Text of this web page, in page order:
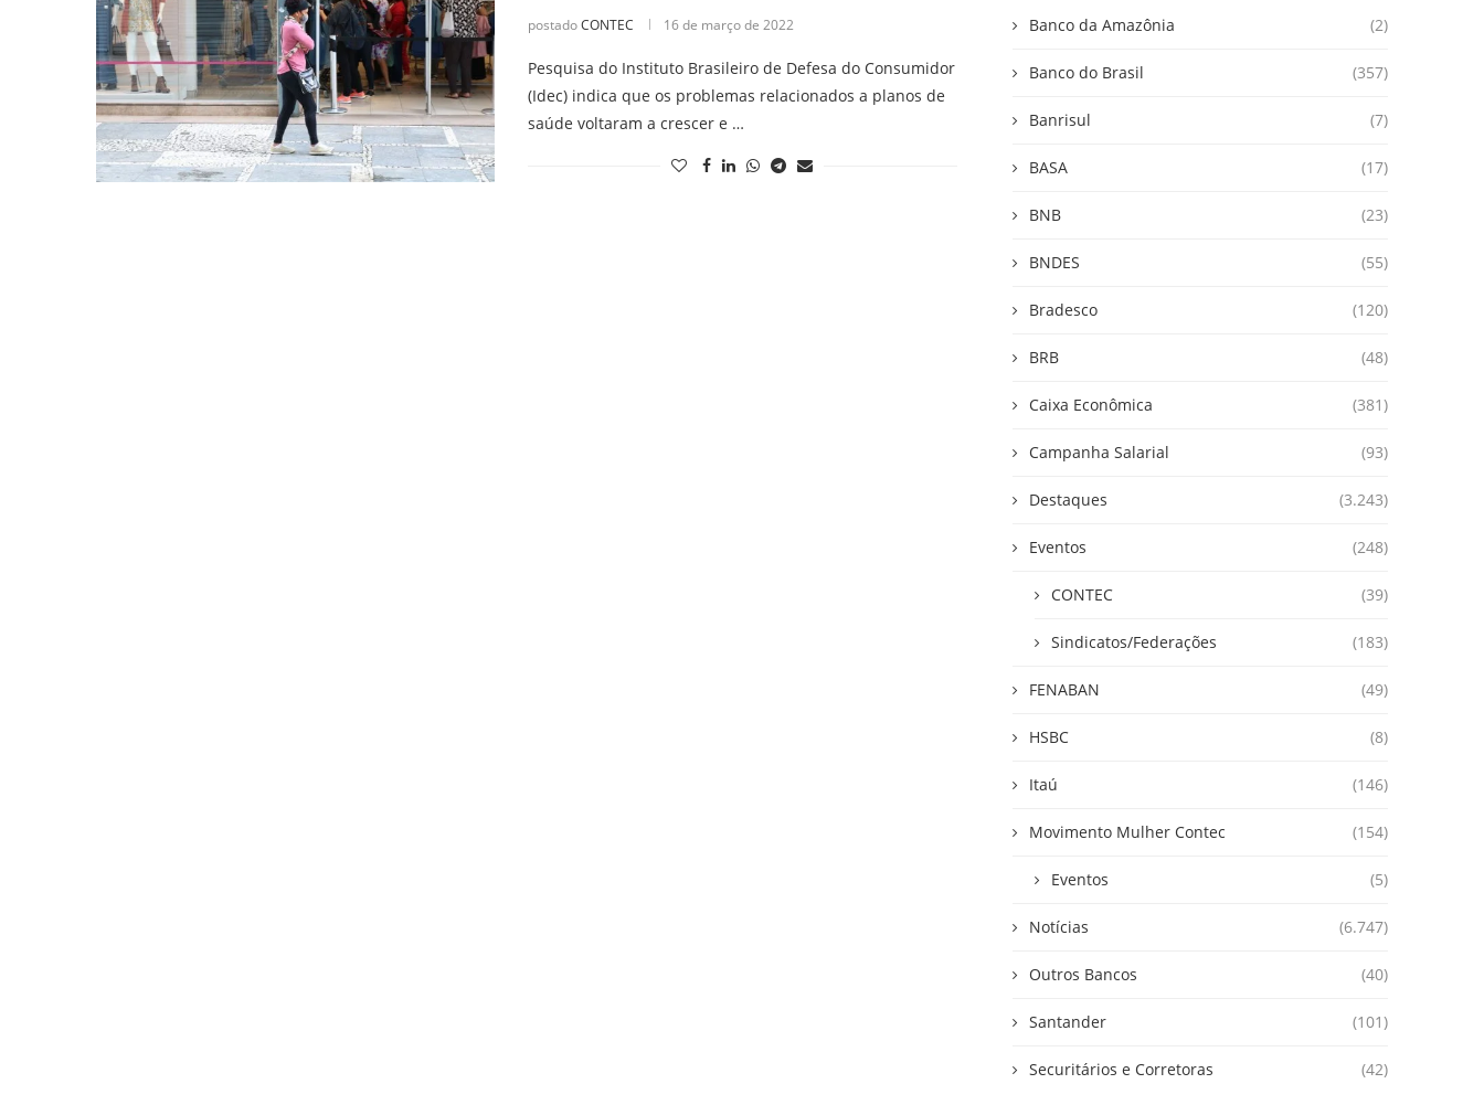
postadoCONTEC 16 de março de 2022
Pesquisa do Instituto Brasileiro de Defesa do Consumidor
(Idec) indica que os problemas relacionados a planos de
saúde voltaram a crescer e …
Banco da Amazônia (2)
Banco do Brasil (357)
Banrisul (7)
BASA (17)
BNB (23)
BNDES (55)
Bradesco (120)
BRB (48)
Caixa Econômica (381)
Campanha Salarial (93)
Destaques (3.243)
Eventos (248)
CONTEC (39)
Sindicatos/Federações (183)
FENABAN (49)
HSBC (8)
Itaú (146)
Movimento Mulher Contec (154)
Eventos (5)
Notícias (6.747)
Outros Bancos (40)
Santander (101)
Securitários e Corretoras (42)